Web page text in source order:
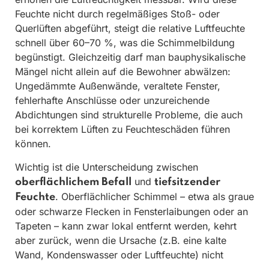
Feuchte nicht durch regelmäßiges Stoß- oder
Querlüften abgeführt, steigt die relative Luftfeuchte
schnell über 60–70 %, was die Schimmelbildung
begünstigt. Gleichzeitig darf man bauphysikalische
Mängel nicht allein auf die Bewohner abwälzen:
Ungedämmte Außenwände, veraltete Fenster,
fehlerhafte Anschlüsse oder unzureichende
Abdichtungen sind strukturelle Probleme, die auch
bei korrektem Lüften zu Feuchteschäden führen
können.
Wichtig ist die Unterscheidung zwischen
oberflächlichem Befall und tiefsitzender
Feuchte. Oberflächlicher Schimmel – etwa als graue
oder schwarze Flecken in Fensterlaibungen oder an
Tapeten – kann zwar lokal entfernt werden, kehrt
aber zurück, wenn die Ursache (z.B. eine kalte
Wand, Kondenswasser oder Luftfeuchte) nicht